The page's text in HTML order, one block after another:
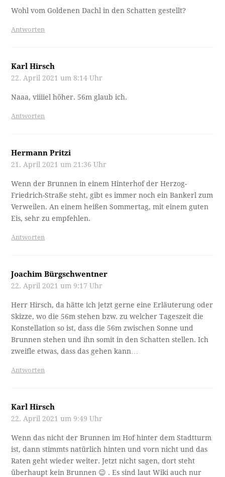
Wohl vom Goldenen Dachl in den Schatten gestellt?
Antworten
Karl Hirsch
22. April 2021 um 8:14 Uhr
Naaa, viiiiel höher. 56m glaub ich.
Antworten
Hermann Pritzi
21. April 2021 um 21:36 Uhr
Wenn der Brunnen in einem Hinterhof der Herzog-
Friedrich-Straße steht, gibt es immer noch ein Bankerl zum
Verweilen. An einem heißen Sommertag, mit einem guten
Eis, sehr zu empfehlen.
Antworten
Joachim Bürgschwentner
22. April 2021 um 9:17 Uhr
Herr Hirsch, da hätte ich jetzt gerne eine Erläuterung oder
Skizze, wo die 56m stehen bzw. zu welcher Tageszeit die
Konstellation so ist, dass die 56m zwischen Sonne und
Brunnen stehen und ihn somit in den Schatten stellen. Ich
zweifle etwas, dass das gehen kann…
Antworten
Karl Hirsch
22. April 2021 um 9:49 Uhr
Wenn das nicht der Brunnen im Hof hinter dem Stadtturm
ist, dann stimmts natürlich hinten und vorn nicht und das
Raten geht wieder weiter. Jetzt nicht sagen, dort steht
überhaupt kein Brunnen 😉 . Es sind laut Wiki auch nur